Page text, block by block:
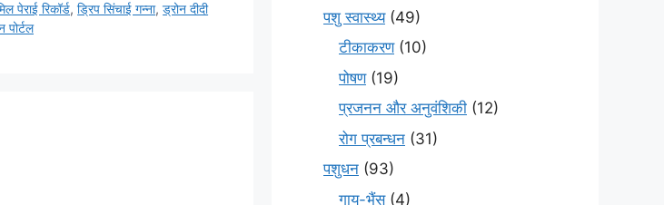
पेराई रिकॉर्ड,ड्रिप सिंचाई गन्ना,ड्रोन दीदी
पोर्टल
पशु स्वास्थ्य(49)
टीकाकरण(10)
पोषण(19)
प्रजनन और अनुवंशिकी (12)
रोग प्रबन्धन (31)
पशुधन (93)
गाय-भैंस(4)